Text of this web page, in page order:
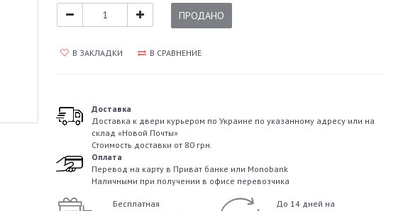
ПРОДАНО
В ЗАКЛАДКИ В СРАВНЕНИЕ
Доставка
Доставка к двери курьером по Украине по указанному адресу или на
склад «Новой Почты»
Стоимость доставки от 80 грн.
Оплата
Перевод на карту в Приват банке или Monobank
Наличными при получении в офисе перевозчика
Бесплатная
До 14 дней на